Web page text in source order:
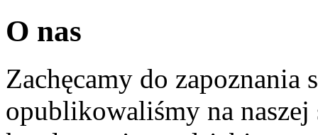
O nas
Zachęcamy do
opublikowaliśmy na